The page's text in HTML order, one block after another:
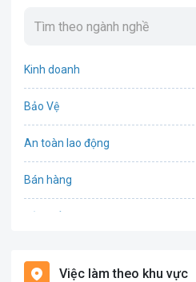
Kinh doanh
Bảo Vệ
An toàn lao động
Bán hàng
Việc làm theo khu vực